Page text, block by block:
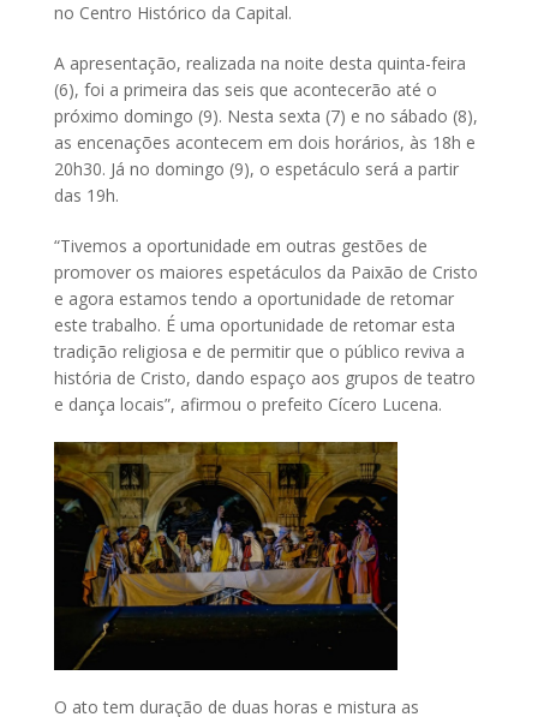
no Centro Histórico da Capital.
A apresentação, realizada na noite desta quinta-feira
(6), foi a primeira das seis que acontecerão até o
próximo domingo (9). Nesta sexta (7) e no sábado (8),
as encenações acontecem em dois horários, às 18h e
20h30. Já no domingo (9), o espetáculo será a partir
das 19h.
“Tivemos a oportunidade em outras gestões de
promover os maiores espetáculos da Paixão de Cristo
e agora estamos tendo a oportunidade de retomar
este trabalho. É uma oportunidade de retomar esta
tradição religiosa e de permitir que o público reviva a
história de Cristo, dando espaço aos grupos de teatro
e dança locais”, afirmou o prefeito Cícero Lucena.
O ato tem duração de duas horas e mistura as